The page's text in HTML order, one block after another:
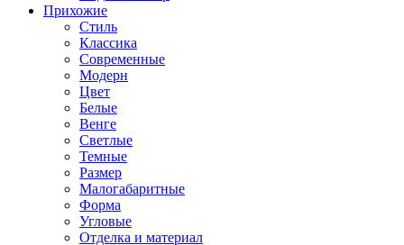
Прихожие
Стиль
Классика
Современные
Модерн
Цвет
Белые
Венге
Светлые
Темные
Размер
Малогабаритные
Форма
Угловые
Отделка и материал